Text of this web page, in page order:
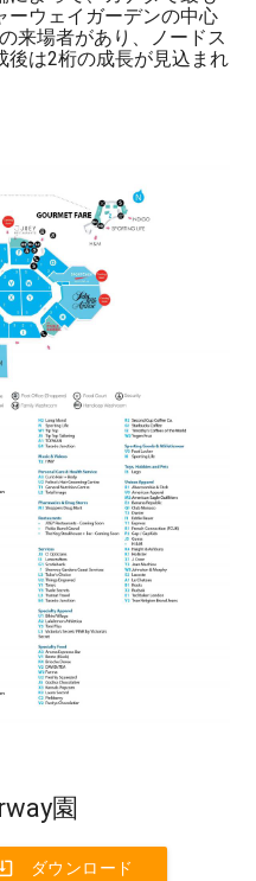
ーウェイガーデンの中心
来場者があり、ノードス
後は2桁の成長が見込まれ
園
ダウンロード